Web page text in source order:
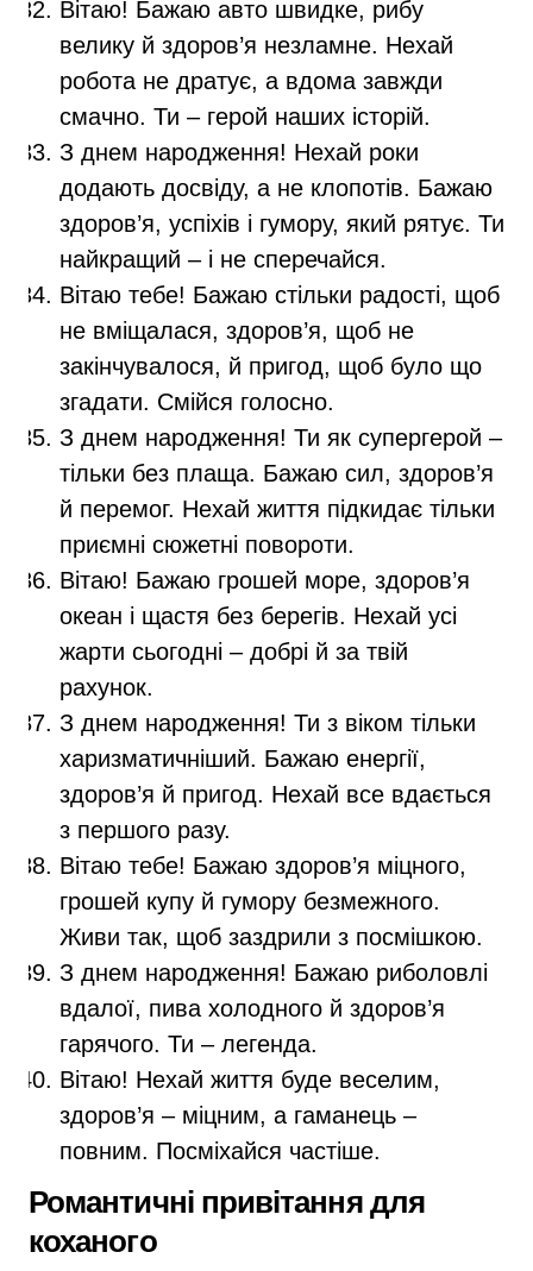
Вітаю! Бажаю авто швидке, рибу
велику й здоров’я незламне. Нехай
робота не дратує, а вдома завжди
смачно. Ти – герой наших історій.
З днем народження! Нехай роки
додають досвіду, а не клопотів. Бажаю
здоров’я, успіхів і гумору, який рятує. Ти
найкращий – і не сперечайся.
Вітаю тебе! Бажаю стільки радості, щоб
не вміщалася, здоров’я, щоб не
закінчувалося, й пригод, щоб було що
згадати. Смійся голосно.
З днем народження! Ти як супергерой –
тільки без плаща. Бажаю сил, здоров’я
й перемог. Нехай життя підкидає тільки
приємні сюжетні повороти.
Вітаю! Бажаю грошей море, здоров’я
океан і щастя без берегів. Нехай усі
жарти сьогодні – добрі й за твій
рахунок.
З днем народження! Ти з віком тільки
харизматичніший. Бажаю енергії,
здоров’я й пригод. Нехай все вдається
з першого разу.
Вітаю тебе! Бажаю здоров’я міцного,
грошей купу й гумору безмежного.
Живи так, щоб заздрили з посмішкою.
З днем народження! Бажаю риболовлі
вдалої, пива холодного й здоров’я
гарячого. Ти – легенда.
Вітаю! Нехай життя буде веселим,
здоров’я – міцним, а гаманець –
повним. Посміхайся частіше.
Романтичні привітання для
коханого